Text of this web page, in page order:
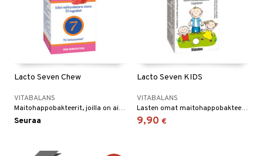
Lacto Seven Chew
VITABALANS
Maitohappobakteerit, joilla on ainutlaatuinen koostumus, mansikan ja vadelman makuinen purutabletti. Koko perheelle!
Seuraa
Lacto Seven KIDS
VITABALANS
Lasten omat maitohappobakteerit - ksylitolipurutabletti, jossa on ainutlaatuinen koostumus ja herkullinen maku.
9,90 €